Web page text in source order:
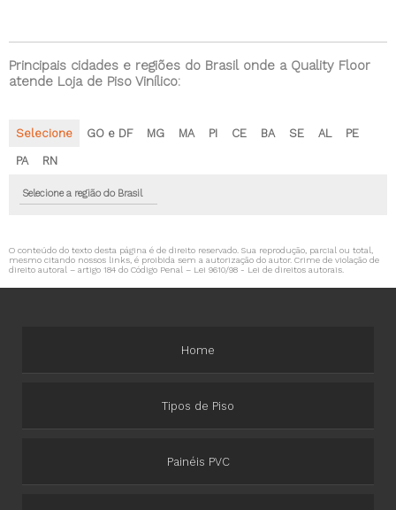
Principais cidades e regiões do Brasil onde a Quality Floor
atende Loja de Piso Vinílico:
Selecione GO e DF MG MA PI CE BA SE AL PE
PA RN
Selecione a região do Brasil
O conteúdo do texto desta página é de direito reservado. Sua reprodução, parcial ou total,
mesmo citando nossos links, é proibida sem a autorização do autor. Crime de violação de
direito autoral – artigo 184 do Código Penal – Lei 9610/98 - Lei de direitos autorais.
Home
Tipos de Piso
Painéis PVC